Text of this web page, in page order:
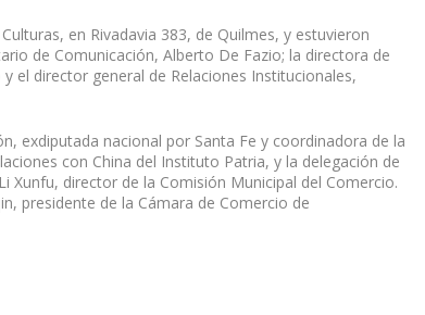
en Rivadavia 383, de Quilmes, y estuvieron
de Comunicación, Alberto De Fazio; la directora de
el director general de Relaciones Institucionales,
exdiputada nacional por Santa Fe y coordinadora de la
con China del Instituto Patria, y la delegación de
Xunfu, director de la Comisión Municipal del Comercio.
presidente de la Cámara de Comercio de